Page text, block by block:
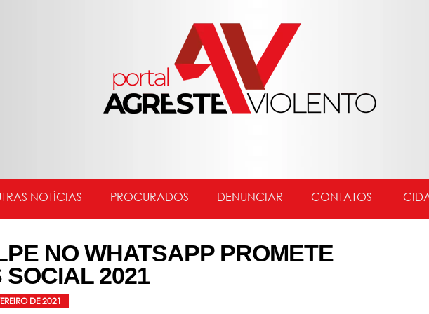
NOTÍCIAS PROCURADOS DENUNCIAR CONTATOS
NO WHATSAPP PROMETE
2021
DE 2021